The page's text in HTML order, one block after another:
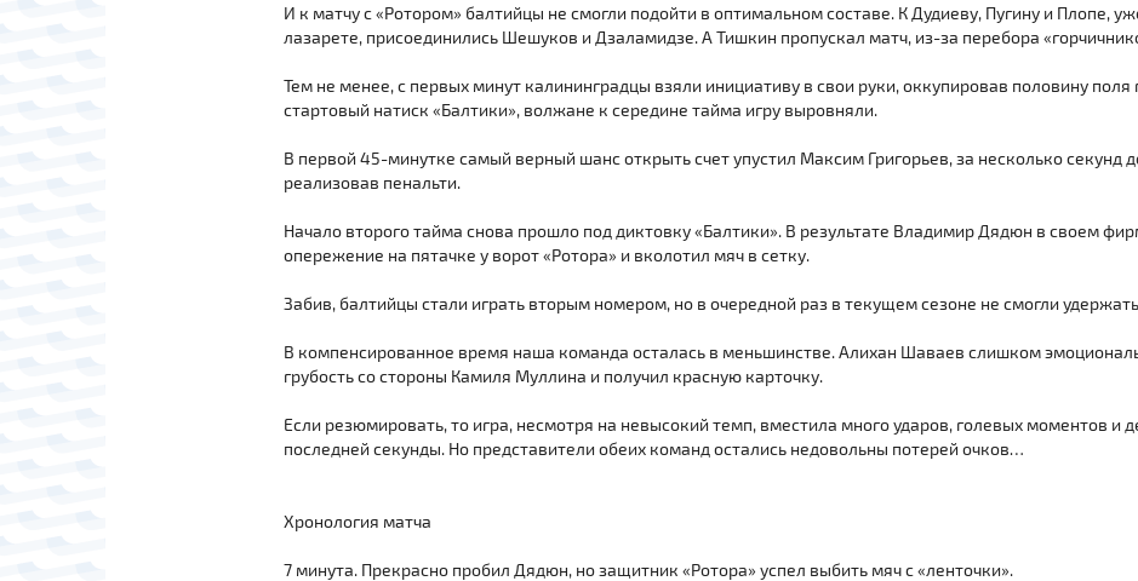
И к матчу с «Ротором» балтийцы не смогли подойти в оптимальном составе. К Дудиеву, Пугину и Плопе,
лазарете, присоединились Шешуков и Дзаламидзе. А Тишкин пропускал матч, из-за перебора
Тем не менее, с первых минут калининградцы взяли инициативу в свои руки, оккупировав половину
стартовый натиск «Балтики», волжане к середине тайма игру выровняли.
В первой 45-минутке самый верный шанс открыть счет упустил Максим Григорьев, за несколько секунд
реализовав пенальти.
Начало второго тайма снова прошло под диктовку «Балтики». В результате Владимир Дядюн в своем
опережение на пятачке у ворот «Ротора» и вколотил мяч в сетку.
Забив, балтийцы стали играть вторым номером, но в очередной раз в текущем сезоне не смогли
В компенсированное время наша команда осталась в меньшинстве. Алихан Шаваев слишком
грубость со стороны Камиля Муллина и получил красную карточку.
Если резюмировать, то игра, несмотря на невысокий темп, вместила много ударов, голевых моментов и
последней секунды. Но представители обеих команд остались недовольны потерей очков…
Хронология матча
7 минута. Прекрасно пробил Дядюн, но защитник «Ротора» успел выбить мяч с «ленточки».